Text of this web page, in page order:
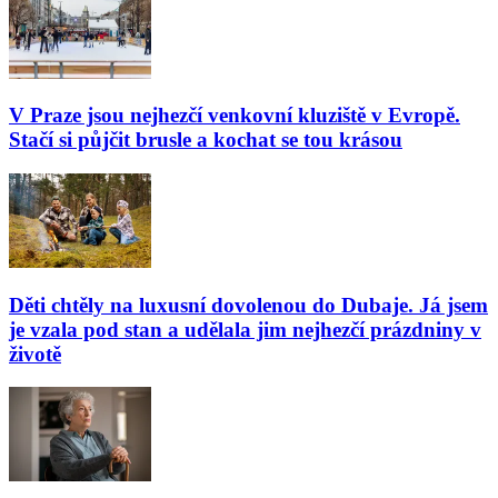
V Praze jsou nejhezčí venkovní kluziště v Evropě.
Stačí si půjčit brusle a kochat se tou krásou
Děti chtěly na luxusní dovolenou do Dubaje. Já jsem
je vzala pod stan a udělala jim nejhezčí prázdniny v
životě